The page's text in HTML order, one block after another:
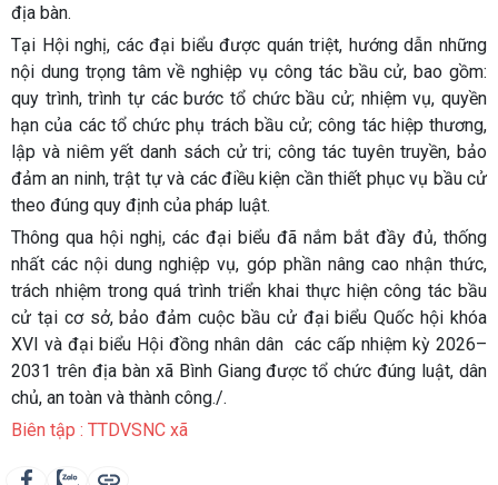
địa bàn.
Tại Hội nghị, các đại biểu được quán triệt, hướng dẫn những
nội dung trọng tâm về nghiệp vụ công tác bầu cử, bao gồm:
quy trình, trình tự các bước tổ chức bầu cử; nhiệm vụ, quyền
hạn của các tổ chức phụ trách bầu cử; công tác hiệp thương,
lập và niêm yết danh sách cử tri; công tác tuyên truyền, bảo
đảm an ninh, trật tự và các điều kiện cần thiết phục vụ bầu cử
theo đúng quy định của pháp luật.
Thông qua hội nghị, các đại biểu đã nắm bắt đầy đủ, thống
nhất các nội dung nghiệp vụ, góp phần nâng cao nhận thức,
trách nhiệm trong quá trình triển khai thực hiện công tác bầu
cử tại cơ sở, bảo đảm cuộc bầu cử đại biểu Quốc hội khóa
XVI và đại biểu Hội đồng nhân dân các cấp nhiệm kỳ 2026–
2031 trên địa bàn xã Bình Giang được tổ chức đúng luật, dân
chủ, an toàn và thành công./.
Biên tập : TTDVSNC xã